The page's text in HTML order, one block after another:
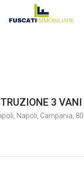
3
Napoli, Campania,